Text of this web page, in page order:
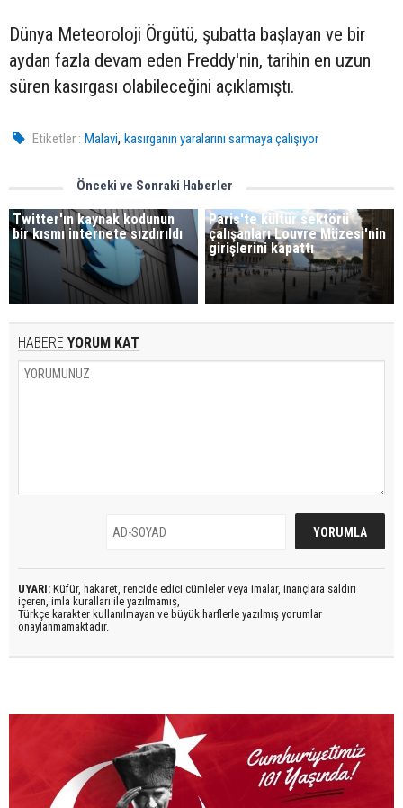
Dünya Meteoroloji Örgütü, şubatta başlayan ve bir
aydan fazla devam eden Freddy'nin, tarihin en uzun
süren kasırgası olabileceğini açıklamıştı.
Etiketler : Malavi,kasırganın yaralarını sarmaya çalışıyor
Önceki ve Sonraki Haberler
Twitter'ın kaynak kodunun
bir kısmı internete sızdırıldı
Paris'te kültür sektörü
çalışanları Louvre Müzesi'nin
girişlerini kapattı
HABERE YORUM KAT
UYARI: Küfür, hakaret, rencide edici cümleler veya imalar, inançlara saldırı
içeren, imla kuralları ile yazılmamış,
Türkçe karakter kullanılmayan ve büyük harflerle yazılmış yorumlar
onaylanmamaktadır.